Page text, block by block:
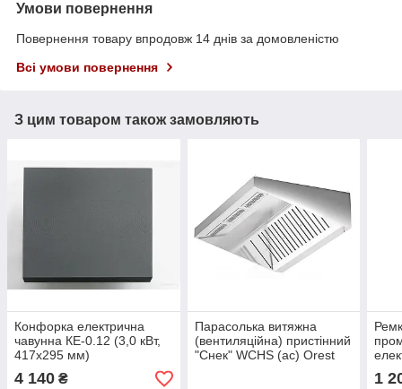
Умови повернення
Повернення товару впродовж 14 днів за домовленістю
Всі умови повернення
З цим товаром також замовляють
Конфорка електрична
чавунна КЕ-0.12 (3,0 кВт,
417х295 мм)
4 140 ₴
Парасолька витяжна
(вентиляційна) пристінний
"Снек" WCHS (ac) Orest
1